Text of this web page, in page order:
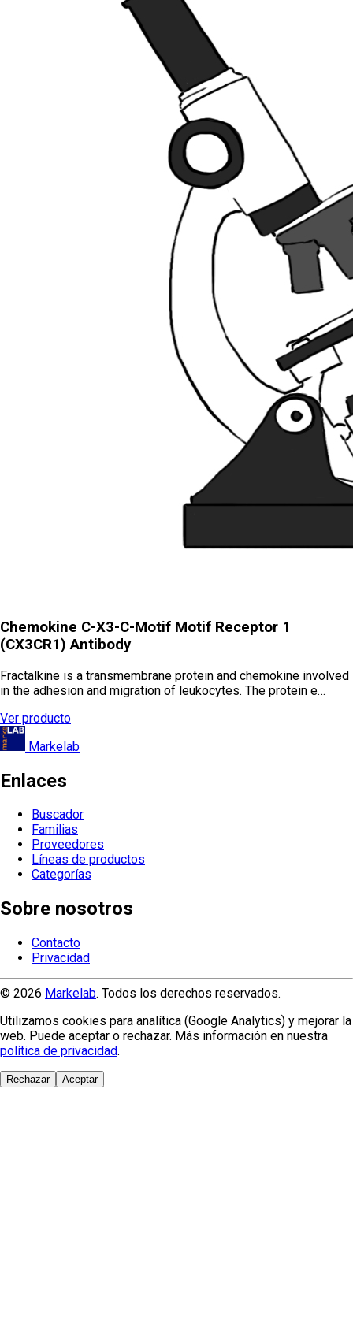
Chemokine C-X3-C-Motif Motif Receptor 1
(CX3CR1) Antibody
Fractalkine is a transmembrane protein and chemokine involved
in the adhesion and migration of leukocytes. The protein e…
Ver producto
Markelab
Enlaces
Buscador
Familias
Proveedores
Líneas de productos
Categorías
Sobre nosotros
Contacto
Privacidad
© 2026 Markelab. Todos los derechos reservados.
Utilizamos cookies para analítica (Google Analytics) y mejorar la
web. Puede aceptar o rechazar. Más información en nuestra
política de privacidad.
Rechazar Aceptar